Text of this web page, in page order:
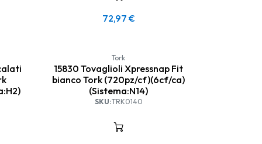
72,97 €
Tork
15830 Tovaglioli Xpressnap Fit
bianco Tork (720pz/cf)(6cf/ca)
(Sistema:N14)
SKU:TRK0140